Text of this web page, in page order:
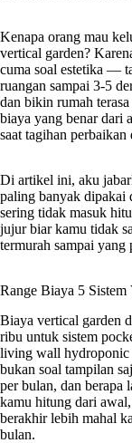
Kenapa orang mau
vertical garden?
cuma soal estetika —
ruangan sampai 3-5
dan bikin rumah
biaya yang benar dari
saat tagihan perbaikan
Di artikel ini, aku
paling banyak dipakai
sering tidak masuk
jujur biar kamu tidak
termurah sampai yang
Range Biaya 5
Biaya vertical garden
ribu untuk sistem
living wall hydroponic
bukan soal tampilan
per bulan, dan berapa
kamu hitung dari
berakhir lebih mahal
bulan.